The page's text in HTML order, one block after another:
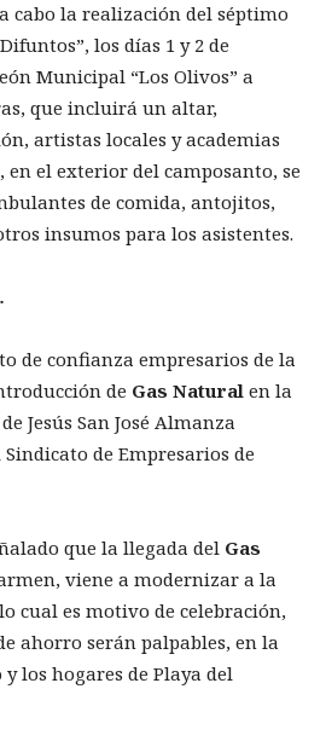
cabo la realización del séptimo
los días 1 y 2 de
Municipal “Los Olivos” a
que incluirá un altar,
artistas locales y academias
en el exterior del camposanto, se
de comida, antojitos,
insumos para los asistentes.
de confianza empresarios de la
de Gas Natural en la
Jesús San José Almanza
de Empresarios de
que la llegada del Gas
viene a modernizar a la
cual es motivo de celebración,
ahorro serán palpables, en la
los hogares de Playa del